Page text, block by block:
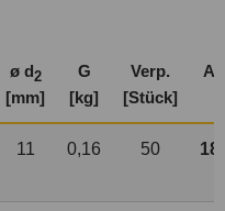
ø d2
[mm]
G
[kg]
Verp.
[Stück]
11 0,16 50